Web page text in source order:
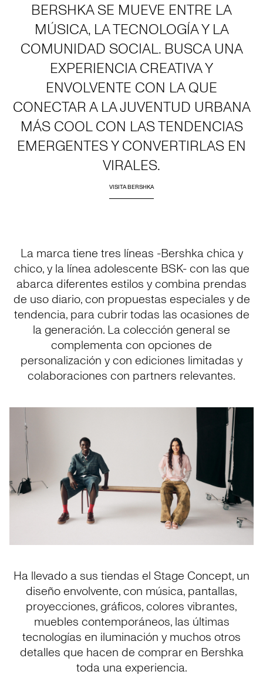
BERSHKA SE MUEVE ENTRE LA
MÚSICA, LA TECNOLOGÍA Y LA
COMUNIDAD SOCIAL. BUSCA UNA
EXPERIENCIA CREATIVA Y
ENVOLVENTE CON LA QUE
CONECTAR A LA JUVENTUD URBANA
MÁS COOL CON LAS TENDENCIAS
EMERGENTES Y CONVERTIRLAS EN
VIRALES.
VISITA BERSHKA
La marca tiene tres líneas -Bershka chica y
chico, y la línea adolescente BSK- con las que
abarca diferentes estilos y combina prendas
de uso diario, con propuestas especiales y de
tendencia, para cubrir todas las ocasiones de
la generación. La colección general se
complementa con opciones de
personalización y con ediciones limitadas y
colaboraciones con partners relevantes.
Ha llevado a sus tiendas el Stage Concept, un
diseño envolvente, con música, pantallas,
proyecciones, gráficos, colores vibrantes,
muebles contemporáneos, las últimas
tecnologías en iluminación y muchos otros
detalles que hacen de comprar en Bershka
toda una experiencia.